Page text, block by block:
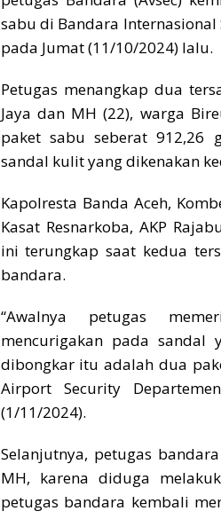
sabu di Bandara Internasional
pada Jumat (11/10/2024) lalu.
Petugas menangkap dua
Jaya dan MH (22), warga
paket sabu seberat 912,26
sandal kulit yang dikenakan
Kapolresta Banda Aceh,
Kasat Resnarkoba, AKP
ini terungkap saat kedua
bandara.
“Awalnya petugas
mencurigakan pada sandal
dibongkar itu adalah dua
Airport Security
(1/11/2024).
Selanjutnya, petugas
MH, karena diduga
petugas bandara kembali